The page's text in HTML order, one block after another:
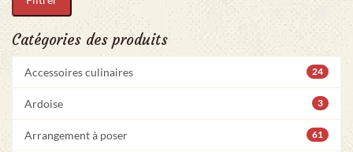
Catégories des produits
Accessoires culinaires 24
Ardoise 3
Arrangement à poser 61